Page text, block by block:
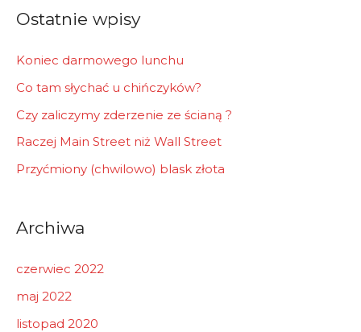
Ostatnie wpisy
Koniec darmowego lunchu
Co tam słychać u chińczyków?
Czy zaliczymy zderzenie ze ścianą ?
Raczej Main Street niż Wall Street
Przyćmiony (chwilowo) blask złota
Archiwa
czerwiec 2022
maj 2022
listopad 2020